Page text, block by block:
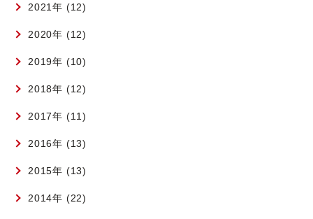
2021年 (12)
2020年 (12)
2019年 (10)
2018年 (12)
2017年 (11)
2016年 (13)
2015年 (13)
2014年 (22)